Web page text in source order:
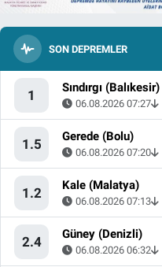
SON DEPREMLER
1 Sındırgı (Balıkesir)
06.08.2026 07:27
1.5 Gerede (Bolu)
06.08.2026 07:20
1.2 Kale (Malatya)
06.08.2026 07:13
2.4 Güney (Denizli)
06.08.2026 06:32